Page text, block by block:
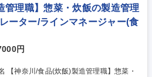
造）◆住宅補助・福利厚生充実・残業少◎
管理職】惣菜・炊飯の製造管理
ーター/ラインマネージャー(食
円